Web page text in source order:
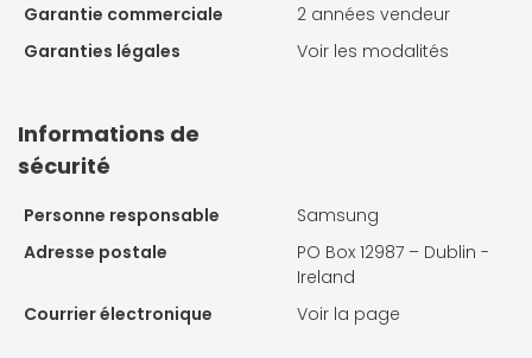
Garantie commerciale
2 années vendeur
Garanties légales
Voir les modalités
Informations de
sécurité
Personne responsable
Samsung
Adresse postale
PO Box 12987 – Dublin -
Ireland
Courrier électronique
Voir la page